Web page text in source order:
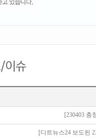
[230403 충
[디트뉴스24 보도된